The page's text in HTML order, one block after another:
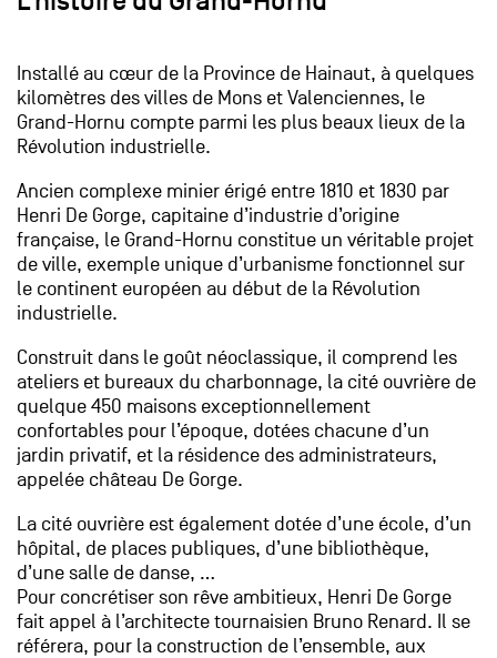
Installé au cœur de la Province de Hainaut, à quelques
kilomètres des villes de Mons et Valenciennes, le
Grand-Hornu compte parmi les plus beaux lieux de la
Révolution industrielle.
Ancien complexe minier érigé entre 1810 et 1830 par
Henri De Gorge, capitaine d’industrie d’origine
française, le Grand-Hornu constitue un véritable projet
de ville, exemple unique d’urbanisme fonctionnel sur
le continent européen au début de la Révolution
industrielle.
Construit dans le goût néoclassique, il comprend les
ateliers et bureaux du charbonnage, la cité ouvrière de
quelque 450 maisons exceptionnellement
confortables pour l’époque, dotées chacune d’un
jardin privatif, et la résidence des administrateurs,
appelée château De Gorge.
La cité ouvrière est également dotée d’une école, d’un
hôpital, de places publiques, d’une bibliothèque,
d’une salle de danse, …
Pour concrétiser son rêve ambitieux, Henri De Gorge
fait appel à l’architecte tournaisien Bruno Renard. Il se
référera, pour la construction de l’ensemble, aux